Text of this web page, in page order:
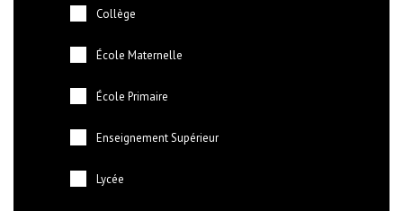
Collège
École Maternelle
École Primaire
Enseignement Supérieur
Lycée